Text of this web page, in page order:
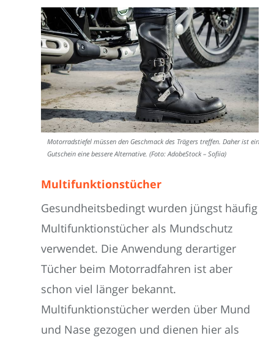
Motorradstiefel müssen den Geschmack des Trägers treffen. Daher ist ein
Gutschein eine bessere Alternative. (Foto: AdobeStock – Sofiia)
Multifunktionstücher
Gesundheitsbedingt wurden jüngst häufig
Multifunktionstücher als Mundschutz
verwendet. Die Anwendung derartiger
Tücher beim Motorradfahren ist aber
schon viel länger bekannt.
Multifunktionstücher werden über Mund
und Nase gezogen und dienen hier als